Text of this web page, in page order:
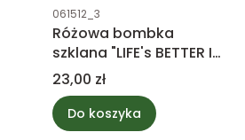
Kod produktu
061512_3
Różowa bombka
szklana "LIFE's BETTER IN
PINK" z cekinami
Cena
23,00 zł
Do koszyka